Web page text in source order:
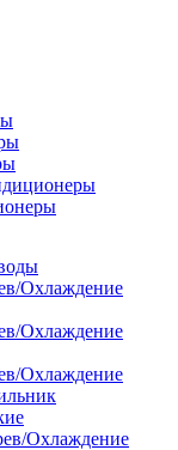
Охлаждение
Охлаждение
Охлаждение
Охлаждение